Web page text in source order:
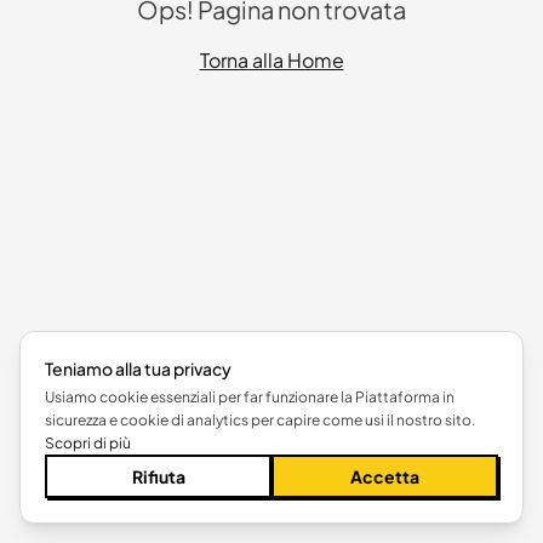
Ops! Pagina non trovata
Torna alla Home
Teniamo alla tua privacy
Usiamo cookie essenziali per far funzionare la Piattaforma in
sicurezza e cookie di analytics per capire come usi il nostro sito.
Scopri di più
Rifiuta Accetta